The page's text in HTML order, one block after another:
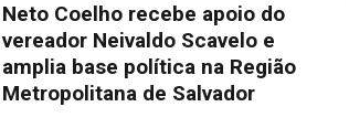
Neto Coelho recebe apoio do
vereador Neivaldo Scavelo e
amplia base política na Região
Metropolitana de Salvador